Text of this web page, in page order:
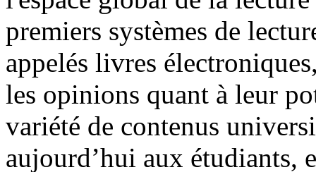
premiers systèmes de
appelés livres
les opinions quant à leur
variété de contenus
aujourd’hui aux étudiants,